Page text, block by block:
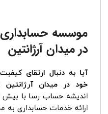
موسسه
در میدان آرژانتین
آیا به دنبال ارتقای
خود در میدان آرژانتین
ارائه خدمات حسابداری به